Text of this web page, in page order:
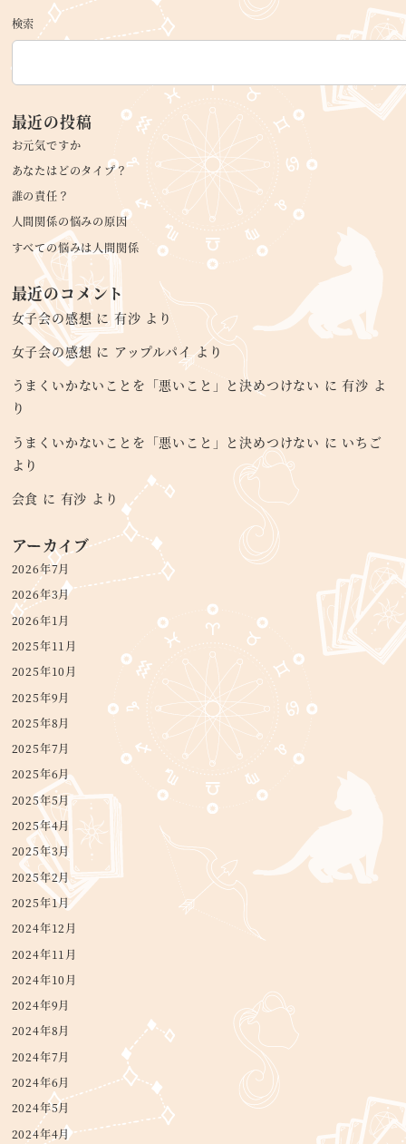
検索
最近の投稿
お元気ですか
あなたはどのタイプ？
誰の責任？
人間関係の悩みの原因
すべての悩みは人間関係
最近のコメント
女子会の感想に 有沙 より
女子会の感想 に アップルパイ より
うまくいかないことを「悪いこと」と決めつけない に有沙 よ
り
うまくいかないことを「悪いこと」と決めつけない に いちご
より
会食 に 有沙 より
アーカイブ
2026年7月
2026年3月
2026年1月
2025年11月
2025年10月
2025年9月
2025年8月
2025年7月
2025年6月
2025年5月
2025年4月
2025年3月
2025年2月
2025年1月
2024年12月
2024年11月
2024年10月
2024年9月
2024年8月
2024年7月
2024年6月
2024年5月
2024年4月